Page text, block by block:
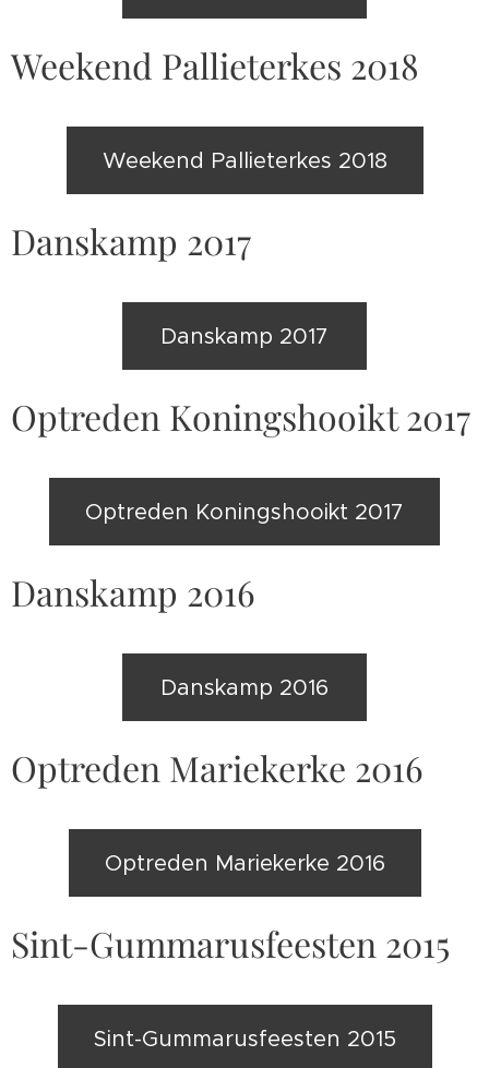
Weekend Pallieterkes 2018
Weekend Pallieterkes 2018
Danskamp 2017
Danskamp 2017
Optreden Koningshooikt 2017
Optreden Koningshooikt 2017
Danskamp 2016
Danskamp 2016
Optreden Mariekerke 2016
Optreden Mariekerke 2016
Sint-Gummarusfeesten 2015
Sint-Gummarusfeesten 2015